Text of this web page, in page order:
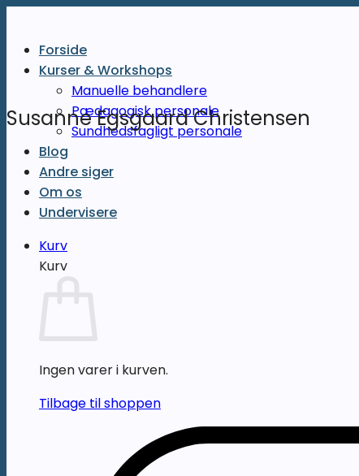
indholdForside
Kurser & Workshops
Manuelle behandlere
Pædagogisk personale
Sundhedsfagligt personale
Blog
Andre siger
Om os
Undervisere
Kurv
Kurv
Ingen varer i kurven.
Tilbage til shoppen
Susanne Egsgaard Christensen